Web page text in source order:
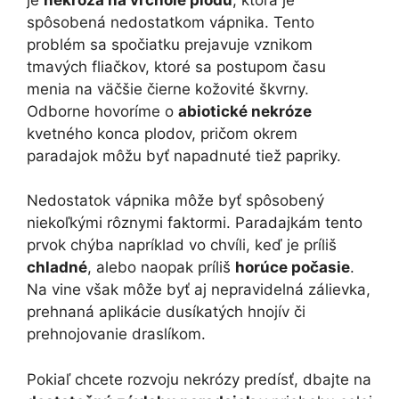
spôsobená nedostatkom vápnika. Tento
problém sa spočiatku prejavuje vznikom
tmavých fliačkov, ktoré sa postupom času
menia na väčšie čierne kožovité škvrny.
Odborne hovoríme o abiotické nekróze
kvetného konca plodov, pričom okrem
paradajok môžu byť napadnuté tiež papriky.
Nedostatok vápnika môže byť spôsobený
niekoľkými rôznymi faktormi. Paradajkám tento
prvok chýba napríklad vo chvíli, keď je príliš
chladné, alebo naopak príliš horúce počasie.
Na vine však môže byť aj nepravidelná zálievka,
prehnaná aplikácie dusíkatých hnojív či
prehnojovanie draslíkom.
Pokiaľ chcete rozvoju nekrózy predísť, dbajte na